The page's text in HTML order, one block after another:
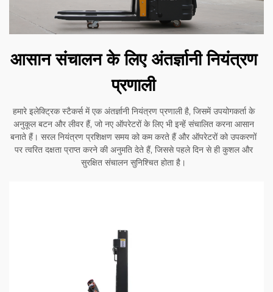
आसान संचालन के लिए अंतर्ज्ञानी नियंत्रण
प्रणाली
हमारे इलेक्ट्रिक स्टैकर्स में एक अंतर्ज्ञानी नियंत्रण प्रणाली है, जिसमें उपयोगकर्ता के
अनुकूल बटन और लीवर हैं, जो नए ऑपरेटरों के लिए भी इन्हें संचालित करना आसान
बनाते हैं। सरल नियंत्रण प्रशिक्षण समय को कम करते हैं और ऑपरेटरों को उपकरणों
पर त्वरित दक्षता प्राप्त करने की अनुमति देते हैं, जिससे पहले दिन से ही कुशल और
सुरक्षित संचालन सुनिश्चित होता है।